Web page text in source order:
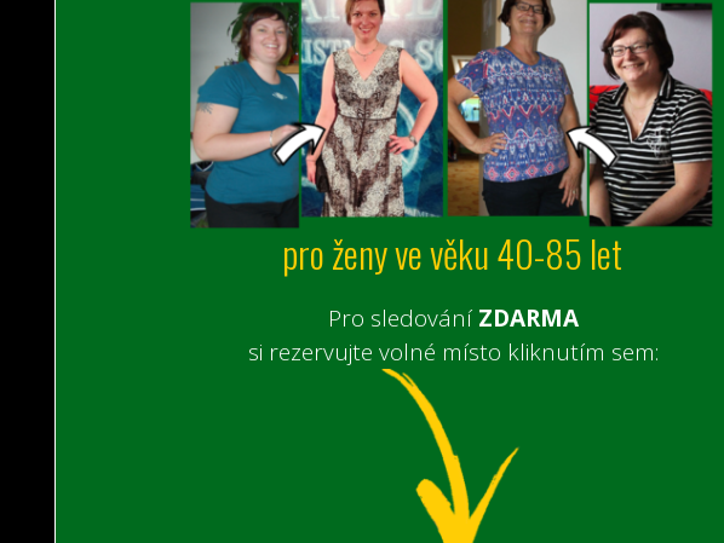
pro ženy ve věku 40-85 let
Pro sledování ZDARMA
si rezervujte volné místo kliknutím sem: